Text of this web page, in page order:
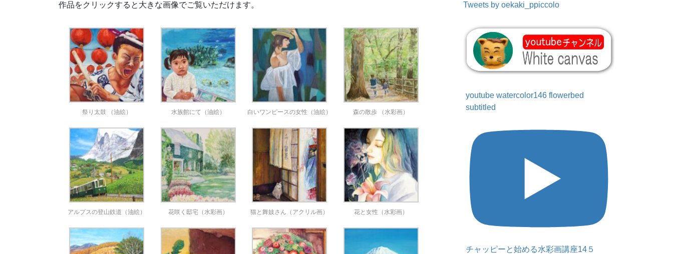
作品をクリックすると大きな画像でご覧いただけます。
祭り太鼓 （油絵） 水族館にて（油絵） 白いワンピースの女性（油絵） 森の散歩 （水彩画）
アルプスの登山鉄道（油絵） 花咲く邸宅（水彩画） 猫と舞妓さん（アクリル画） 花と女性（水彩画）
Tweets by oekaki_ppiccolo
youtube watercolor146 flowerbed
subtitled
チャッピーと始める水彩画講座14５